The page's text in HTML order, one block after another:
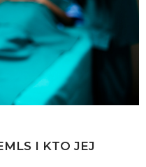
I KTO JEJ